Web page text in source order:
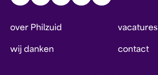
over Philzuid vacatures
wij danken contact